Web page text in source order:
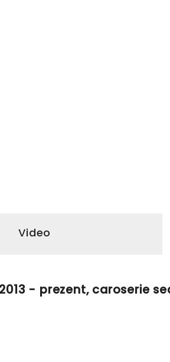
- prezent, caroserie
Video